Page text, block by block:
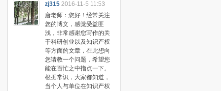
zj315 2016-11-5 11:53
唐老师：您好！经常关注
您的博文，感觉受益匪
浅，非常感谢您写作的关
于科研创业以及知识产权
等方面的文章，在此想向
您请教一个问题，希望您
能在百忙之中指点一下。
根据常识，大家都知道，
当个人与单位在知识产权